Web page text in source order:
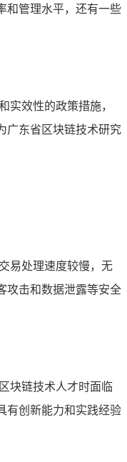
和管理水平，还有一些
实效性的政策措施，
广东省区块链技术研究
易处理速度较慢，无
攻击和数据泄露等安全
块链技术人才时面临
有创新能力和实践经验